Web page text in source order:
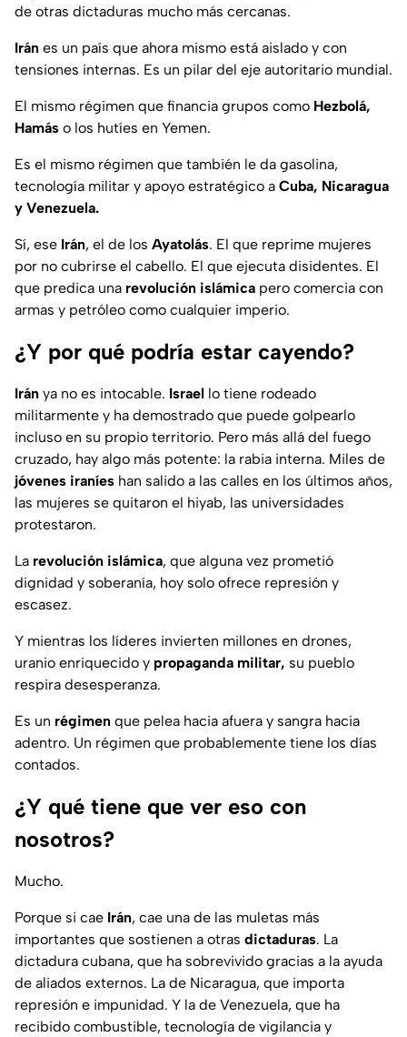
de otras dictaduras mucho más cercanas.
Irán es un país que ahora mismo está aislado y con
tensiones internas. Es un pilar del eje autoritario mundial.
El mismo régimen que financia grupos como Hezbolá,
Hamás o los hutíes en Yemen.
Es el mismo régimen que también le da gasolina,
tecnología militar y apoyo estratégico a Cuba, Nicaragua
y Venezuela.
Sí, ese Irán, el de los Ayatolás. El que reprime mujeres
por no cubrirse el cabello. El que ejecuta disidentes. El
que predica una revolución islámica pero comercia con
armas y petróleo como cualquier imperio.
¿Y por qué podría estar cayendo?
Irán ya no es intocable. Israel lo tiene rodeado
militarmente y ha demostrado que puede golpearlo
incluso en su propio territorio. Pero más allá del fuego
cruzado, hay algo más potente: la rabia interna. Miles de
jóvenes iraníes han salido a las calles en los últimos años,
las mujeres se quitaron el hiyab, las universidades
protestaron.
La revolución islámica, que alguna vez prometió
dignidad y soberanía, hoy solo ofrece represión y
escasez.
Y mientras los líderes invierten millones en drones,
uranio enriquecido y propaganda militar, su pueblo
respira desesperanza.
Es un régimen que pelea hacia afuera y sangra hacia
adentro. Un régimen que probablemente tiene los días
contados.
¿Y qué tiene que ver eso con
nosotros?
Mucho.
Porque si cae Irán, cae una de las muletas más
importantes que sostienen a otras dictaduras. La
dictadura cubana, que ha sobrevivido gracias a la ayuda
de aliados externos. La de Nicaragua, que importa
represión e impunidad. Y la de Venezuela, que ha
recibido combustible, tecnología de vigilancia y